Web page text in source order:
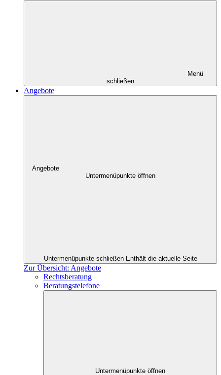
Menü
schließen
Angebote
Angebote
Untermenüpunkte öffnen
Untermenüpunkte schließen Enthält die aktuelle Seite
Zur Übersicht: Angebote
Rechtsberatung
Beratungstelefone
Untermenüpunkte öffnen